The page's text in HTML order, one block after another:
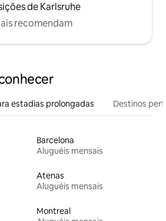
de Karlsruhe
recomendam
estadias prolongadas Destinos
Barcelona
Aluguéis mensais
Atenas
Aluguéis mensais
Montreal